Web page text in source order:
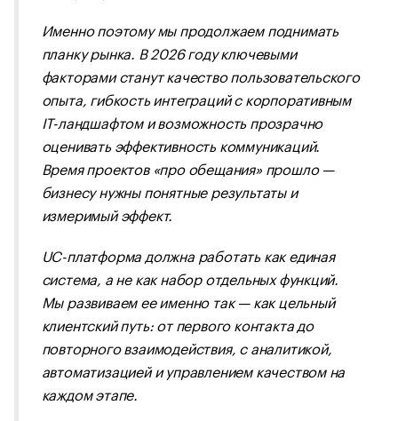
Именно поэтому мы продолжаем поднимать
планку рынка. В 2026 году ключевыми
факторами станут качество пользовательского
опыта, гибкость интеграций с корпоративным
IT-ландшафтом и возможность прозрачно
оценивать эффективность коммуникаций.
Время проектов «про обещания» прошло —
бизнесу нужны понятные результаты и
измеримый эффект.
UC-платформа должна работать как единая
система, а не как набор отдельных функций.
Мы развиваем ее именно так — как цельный
клиентский путь: от первого контакта до
повторного взаимодействия, с аналитикой,
автоматизацией и управлением качеством на
каждом этапе.